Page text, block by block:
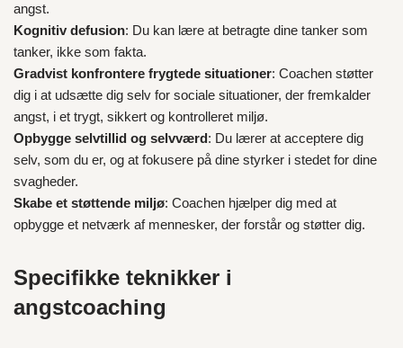
angst.
Kognitiv defusion: Du kan lære at betragte dine tanker som
tanker, ikke som fakta.
Gradvist konfrontere frygtede situationer: Coachen støtter
dig i at udsætte dig selv for sociale situationer, der fremkalder
angst, i et trygt, sikkert og kontrolleret miljø.
Opbygge selvtillid og selvværd: Du lærer at acceptere dig
selv, som du er, og at fokusere på dine styrker i stedet for dine
svagheder.
Skabe et støttende miljø: Coachen hjælper dig med at
opbygge et netværk af mennesker, der forstår og støtter dig.
Specifikke teknikker i
angstcoaching